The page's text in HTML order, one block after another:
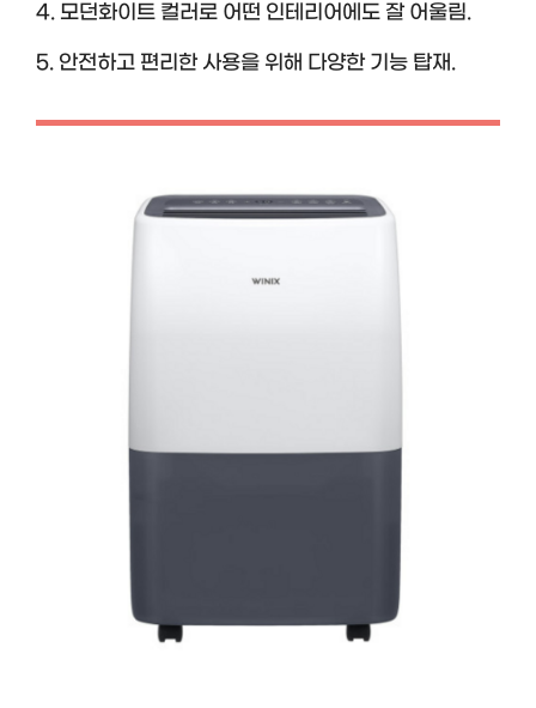
4. 모던화이트 컬러로 어떤 인테리어에도 잘 어울림.
5. 안전하고 편리한 사용을 위해 다양한 기능 탑재.